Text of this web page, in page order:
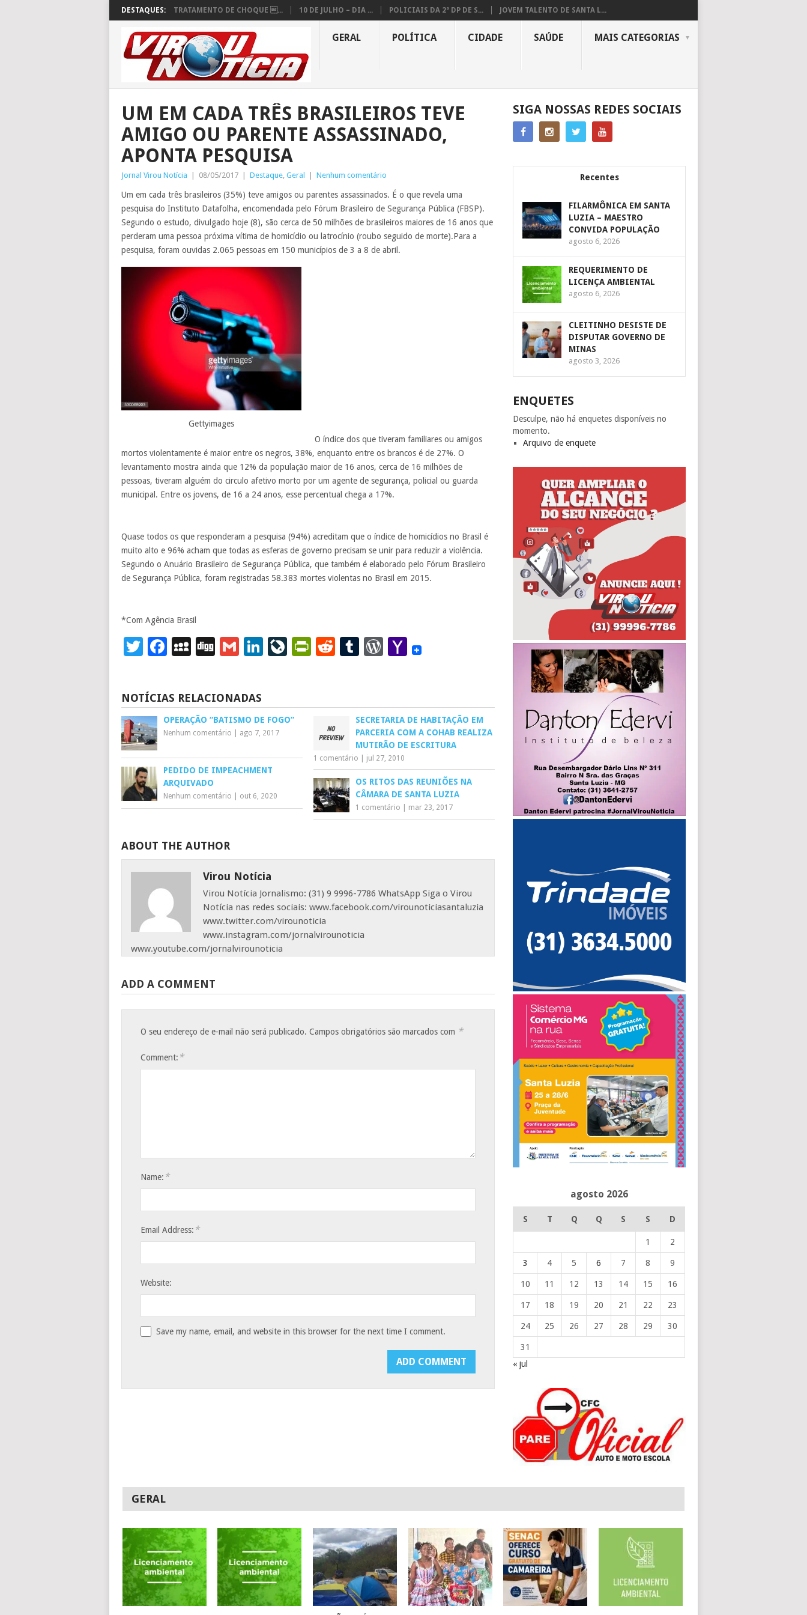
DESTAQUES: TRATAMENTO DE CHOQUE ... 10 DE JULHO – DIA ... POLICIAIS DA 2ª DP DE S... JOVEM TALENTO DE SANTA L...
GERAL POLÍTICA CIDADE SAÚDE MAIS CATEGORIAS
UM EM CADA TRÊS BRASILEIROS TEVE
AMIGO OU PARENTE ASSASSINADO,
APONTA PESQUISA
Jornal Virou Notícia 08/05/2017 Destaque, Geral Nenhum comentário
Um em cada três brasileiros (35%) teve amigos ou parentes assassinados. É o que revela uma
pesquisa do Instituto Datafolha, encomendada pelo Fórum Brasileiro de Segurança Pública (FBSP).
Segundo o estudo, divulgado hoje (8), são cerca de 50 milhões de brasileiros maiores de 16 anos que
perderam uma pessoa próxima vítima de homicídio ou latrocínio (roubo seguido de morte).Para a
pesquisa, foram ouvidas 2.065 pessoas em 150 municípios de 3 a 8 de abril.
Gettyimages
O índice dos que tiveram familiares ou amigos
mortos violentamente é maior entre os negros, 38%, enquanto entre os brancos é de 27%. O
levantamento mostra ainda que 12% da população maior de 16 anos, cerca de 16 milhões de
pessoas, tiveram alguém do circulo afetivo morto por um agente de segurança, policial ou guarda
municipal. Entre os jovens, de 16 a 24 anos, esse percentual chega a 17%.
Quase todos os que responderam a pesquisa (94%) acreditam que o índice de homicídios no Brasil é
muito alto e 96% acham que todas as esferas de governo precisam se unir para reduzir a violência.
Segundo o Anuário Brasileiro de Segurança Pública, que também é elaborado pelo Fórum Brasileiro
de Segurança Pública, foram registradas 58.383 mortes violentas no Brasil em 2015.
*Com Agência Brasil
Twitter
Facebook
MySpace
DiggGmailLinkedIn
LiveJournal
PrintFriendly
RedditTumblr
WordPress
Yahoo
NOTÍCIAS RELACIONADAS
OPERAÇÃO “BATISMO DE FOGO”
Nenhum comentário ago 7, 2017
SECRETARIA DE HABITAÇÃO EM
PARCERIA COM A COHAB REALIZA
MUTIRÃO DE ESCRITURA
1 comentário jul 27, 2010
PEDIDO DE IMPEACHMENT
ARQUIVADO
Nenhum comentário out 6, 2020
OS RITOS DAS REUNIÕES NA
CÂMARA DE SANTA LUZIA
1 comentário mar 23, 2017
ABOUT THE AUTHOR
Virou Notícia
Virou Notícia Jornalismo: (31) 9 9996-7786 WhatsApp Siga o Virou
Notícia nas redes sociais: www.facebook.com/virounoticiasantaluzia
www.twitter.com/virounoticia
www.instagram.com/jornalvirounoticia
www.youtube.com/jornalvirounoticia
ADD A COMMENT
O seu endereço de e-mail não será publicado. Campos obrigatórios são marcados com *
Comment: *
Name: *
Email Address: *
Website:
Save my name, email, and website in this browser for the next time I comment.
SIGA NOSSAS REDES SOCIAIS
Recentes
FILARMÔNICA EM SANTA
LUZIA – MAESTRO
CONVIDA POPULAÇÃO
agosto 6, 2026
REQUERIMENTO DE
LICENÇA AMBIENTAL
agosto 6, 2026
CLEITINHO DESISTE DE
DISPUTAR GOVERNO DE
MINAS
agosto 3, 2026
ENQUETES
Desculpe, não há enquetes disponíveis no
momento.
Arquivo de enquete
agosto 2026
S T Q Q S S D
1 2
3 4 5 6 7 8 9
10 11 12 13 14 15 16
17 18 19 20 21 22 23
24 25 26 27 28 29 30
31
« jul
GERAL